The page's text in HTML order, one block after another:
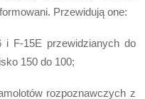
Przewidują one:
F-15E przewidzianych do
150 do 100;
rozpoznawczych z